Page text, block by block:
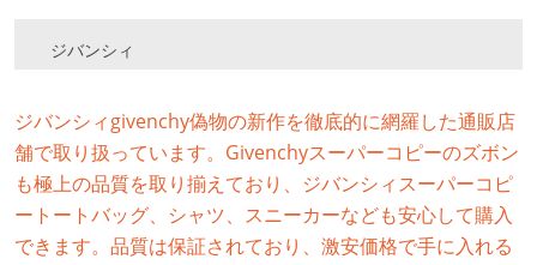
ジバンシィ
ジバンシィgivenchy偽物の新作を徹底的に網羅した通販店
舗で取り扱っています。Givenchyスーパーコピーのズボン
も極上の品質を取り揃えており、ジバンシィスーパーコピ
ートートバッグ、シャツ、スニーカーなども安心して購入
できます。品質は保証されており、激安価格で手に入れる